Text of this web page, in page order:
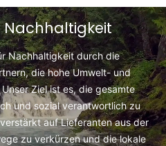
Nachhaltigkeit durch die
die hohe Umwelt- und
Ziel ist es, die gesamte
und sozial verantwortlich zu
auf Lieferanten aus der
zu verkürzen und die lokale